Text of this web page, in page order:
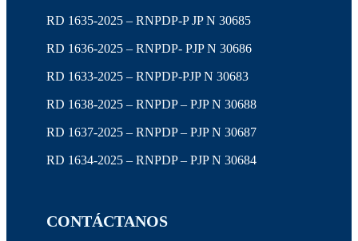
RD 1635-2025 – RNPDP-P JP N 30685
RD 1636-2025 – RNPDP- PJP N 30686
RD 1633-2025 – RNPDP-PJP N 30683
RD 1638-2025 – RNPDP – PJP N 30688
RD 1637-2025 – RNPDP – PJP N 30687
RD 1634-2025 – RNPDP – PJP N 30684
CONTÁCTANOS